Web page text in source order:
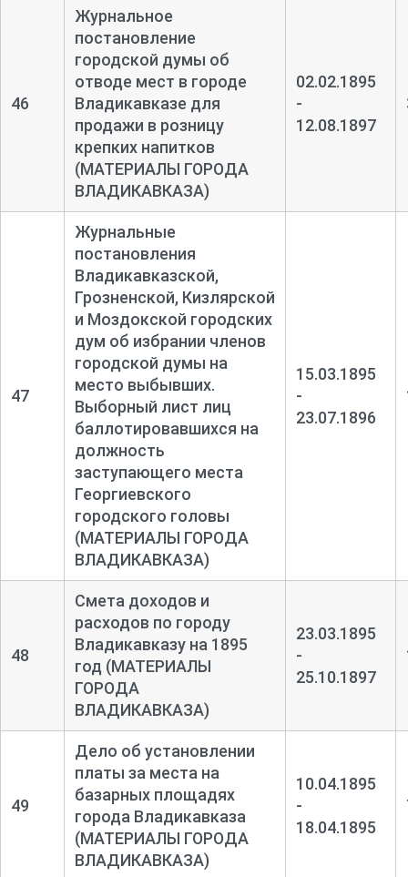
46
Журнальное
постановление
городской думы об
отводе мест в городе
Владикавказе для
продажи в розницу
крепких напитков
(МАТЕРИАЛЫ ГОРОДА
ВЛАДИКАВКАЗА)
02.02.1895
-
12.08.1897
47
Журнальные
постановления
Владикавказской,
Грозненской, Кизлярской
и Моздокской городских
дум об избрании членов
городской думы на
место выбывших.
Выборный лист лиц
баллотировавшихся на
должность
заступающего места
Георгиевского
городского головы
(МАТЕРИАЛЫ ГОРОДА
ВЛАДИКАВКАЗА)
15.03.1895
-
23.07.1896
48
Смета доходов и
расходов по городу
Владикавказу на 1895
год (МАТЕРИАЛЫ
ГОРОДА
ВЛАДИКАВКАЗА)
23.03.1895
-
25.10.1897
49
Дело об установлении
платы за места на
базарных площадях
города Владикавказа
(МАТЕРИАЛЫ ГОРОДА
ВЛАДИКАВКАЗА)
10.04.1895
-
18.04.1895